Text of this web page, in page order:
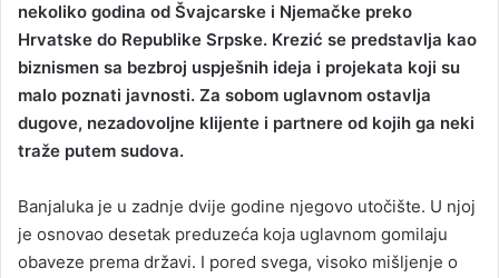
d
a
n
e
m
a
l
nekoliko godina od Švajcarske i Njemačke preko
Hrvatske do Republike Srpske. Krezić se predstavlja kao
biznismen sa bezbroj uspješnih ideja i projekata koji su
malo poznati javnosti. Za sobom uglavnom ostavlja
dugove, nezadovoljne klijente i partnere od kojih ga neki
traže putem sudova.
Banjaluka je u zadnje dvije godine njegovo utočište. U njoj
je osnovao desetak preduzeća koja uglavnom gomilaju
obaveze prema državi. I pored svega, visoko mišljenje o